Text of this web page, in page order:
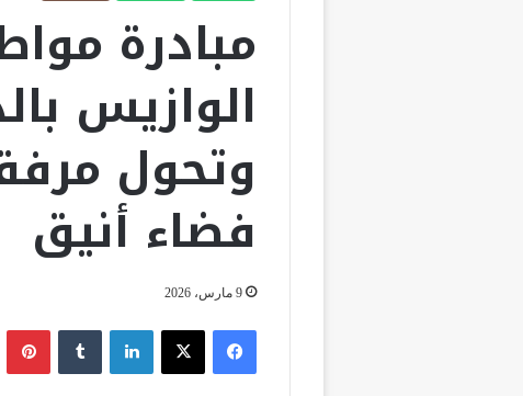
مبادرة
الوازيس
وتحول
فضاء أنيق
9 مارس، 2026
فيسبوك ‫X لينكدإن